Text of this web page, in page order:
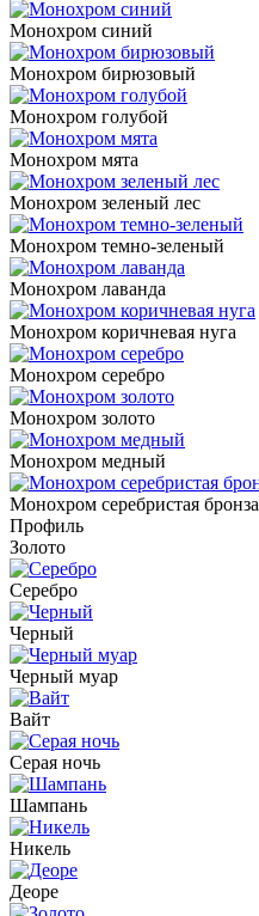
Монохром синий
Монохром бирюзовый
Монохром голубой
Монохром мята
Монохром зеленый лес
Монохром темно-зеленый
Монохром лаванда
Монохром коричневая нуга
Монохром серебро
Монохром золото
Монохром медный
Монохром серебристая бронза
Профиль
Золото
Серебро
Черный
Черный муар
Вайт
Серая ночь
Шампань
Никель
Деоре